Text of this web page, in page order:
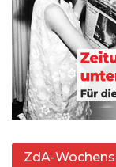
ZdA-